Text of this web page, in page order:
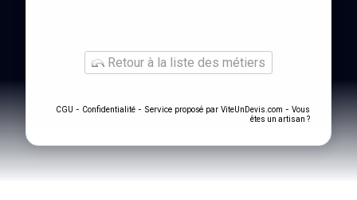
Retour à la liste des métiers
CGU - Confidentialité - Service proposé par ViteUnDevis.com - Vous
êtes un artisan ?